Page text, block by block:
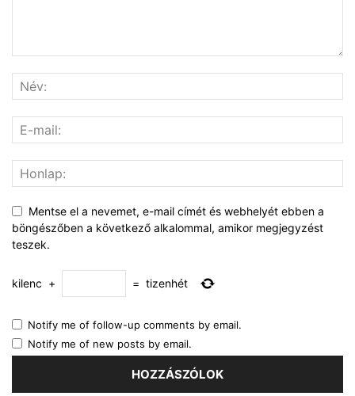
Mentse el a nevemet, e-mail címét és webhelyét ebben a
böngészőben a következő alkalommal, amikor megjegyzést
teszek.
kilenc + = tizenhét
Notify me of follow-up comments by email.
Notify me of new posts by email.